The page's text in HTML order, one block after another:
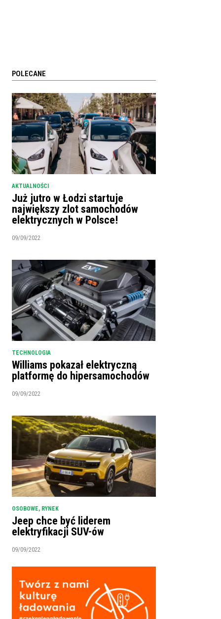
POLECANE
AKTUALNOŚCI
Już jutro w Łodzi startuje
największy zlot samochodów
elektrycznych w Polsce!
09/09/2022
TECHNOLOGIA
Williams pokazał elektryczną
platformę do hipersamochodów
09/09/2022
OSOBOWE, RYNEK
Jeep chce być liderem
elektryfikacji SUV-ów
09/09/2022